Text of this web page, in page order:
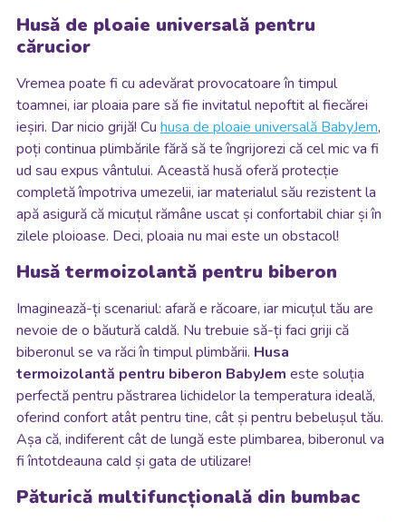
Husă de ploaie universală pentru
cărucior
Vremea poate fi cu adevărat provocatoare în timpul
toamnei, iar ploaia pare să fie invitatul nepoftit al fiecărei
ieșiri. Dar nicio grijă! Cu husa de ploaie universală BabyJem,
poți continua plimbările fără să te îngrijorezi că cel mic va fi
ud sau expus vântului. Această husă oferă protecție
completă împotriva umezelii, iar materialul său rezistent la
apă asigură că micuțul rămâne uscat și confortabil chiar și în
zilele ploioase. Deci, ploaia nu mai este un obstacol!
Husă termoizolantă pentru biberon
Imaginează-ți scenariul: afară e răcoare, iar micuțul tău are
nevoie de o băutură caldă. Nu trebuie să-ți faci griji că
biberonul se va răci în timpul plimbării. Husa
termoizolantă pentru biberon BabyJem este soluția
perfectă pentru păstrarea lichidelor la temperatura ideală,
oferind confort atât pentru tine, cât și pentru bebelușul tău.
Așa că, indiferent cât de lungă este plimbarea, biberonul va
fi întotdeauna cald și gata de utilizare!
Păturică multifuncțională din bumbac